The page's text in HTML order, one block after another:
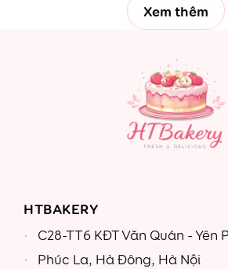
Xem thêm
HTBAKERY
C28-TT6 KĐT Văn Quán - Yên
Phúc La, Hà Đông, Hà Nội